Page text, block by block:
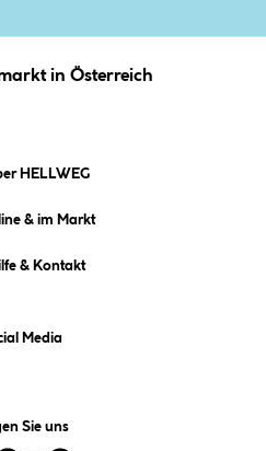
in Österreich
HELLWEG
& im Markt
& Kontakt
Media
Sie uns